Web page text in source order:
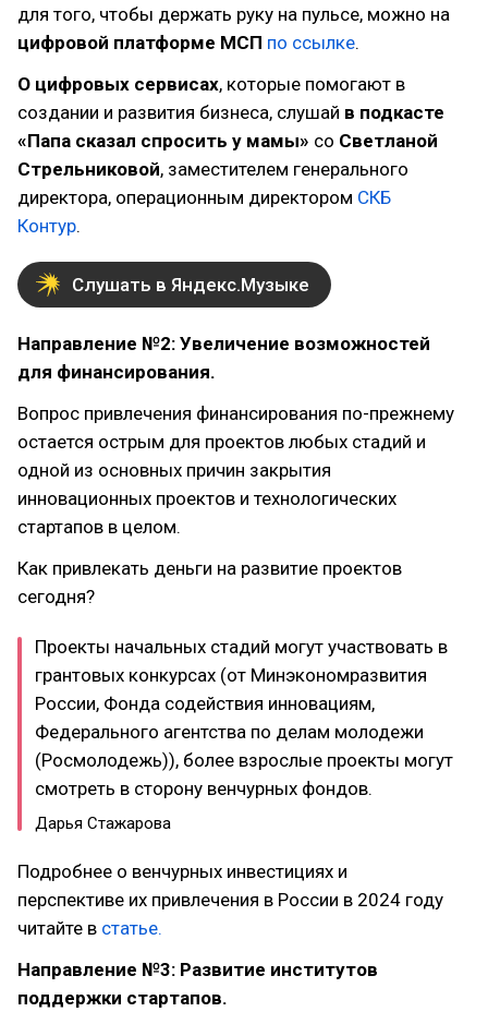
для того, чтобы держать руку на пульсе, можно на
цифровой платформе МСП по ссылке.
О цифровых сервисах, которые помогают в
создании и развития бизнеса, слушай в подкасте
«Папа сказал спросить у мамы» со Светланой
Стрельниковой, заместителем генерального
директора, операционным директором СКБ
Контур.
Слушать в Яндекс.Музыке
Направление №2: Увеличение возможностей
для финансирования.
Вопрос привлечения финансирования по-прежнему
остается острым для проектов любых стадий и
одной из основных причин закрытия
инновационных проектов и технологических
стартапов в целом.
Как привлекать деньги на развитие проектов
сегодня?
Проекты начальных стадий могут участвовать в
грантовых конкурсах (от Минэкономразвития
России, Фонда содействия инновациям,
Федерального агентства по делам молодежи
(Росмолодежь)), более взрослые проекты могут
смотреть в сторону венчурных фондов.
Дарья Стажарова
Подробнее о венчурных инвестициях и
перспективе их привлечения в России в 2024 году
читайте в статье.
Направление №3: Развитие институтов
поддержки стартапов.